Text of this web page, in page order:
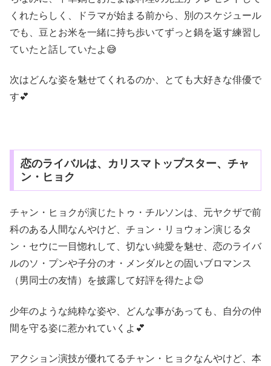
くれたらしく、ドラマが始まる前から、別のスケジュール
でも、豆とお米を一緒に持ち歩いてずっと鍋を返す練習し
ていたと話していたよ😅
次はどんな姿を魅せてくれるのか、とても大好きな俳優で
す💕
恋のライバルは、カリスマトップスター、チャ
ン・ヒョク
チャン・ヒョクが演じたトゥ・チルソンは、元ヤクザで前
科のある人間なんやけど、チョン・リョウォン演じるタ
ン・セウに一目惚れして、切ない純愛を魅せ、恋のライバ
ルのソ・プンや子分のオ・メンダルとの固いブロマンス
（男同士の友情）を披露して好評を得たよ😊
少年のような純粋な姿や、どんな事があっても、自分の仲
間を守る姿に惹かれていくよ💕
アクション演技が優れてるチャン・ヒョクなんやけど、本